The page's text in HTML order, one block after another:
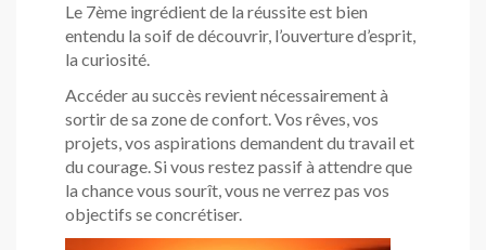
Le 7ème ingrédient de la réussite est bien
entendu la soif de découvrir, l’ouverture d’esprit,
la curiosité.
Accéder au succès revient nécessairement à
sortir de sa zone de confort. Vos rêves, vos
projets, vos aspirations demandent du travail et
du courage. Si vous restez passif à attendre que
la chance vous sourît, vous ne verrez pas vos
objectifs se concrétiser.